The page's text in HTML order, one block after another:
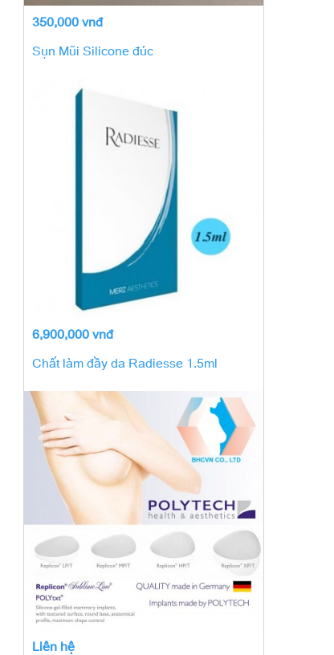
350,000 vnđ
Sụn Mũi Silicone đúc
6,900,000 vnđ
Chất làm đầy da Radiesse 1.5ml
Liên hệ